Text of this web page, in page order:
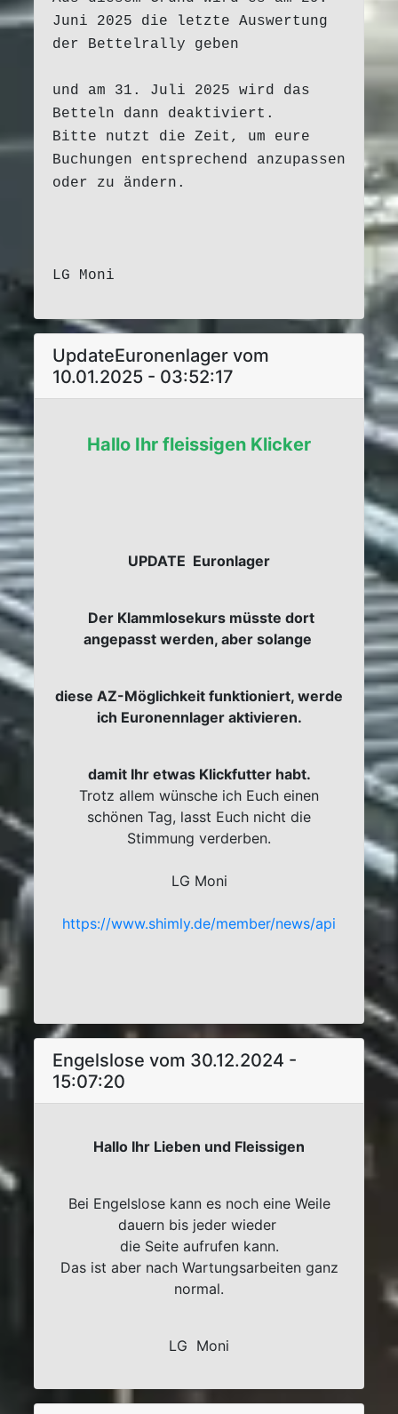
Juni 2025 die letzte Auswertung
der Bettelrally geben
und am 31. Juli 2025 wird das
Betteln dann deaktiviert.
Bitte nutzt die Zeit, um eure
Buchungen entsprechend anzupassen
oder zu ändern.
LG Moni
UpdateEuronenlager vom
10.01.2025 - 03:52:17
Hallo Ihr fleissigen Klicker
UPDATE Euronlager
Der Klammlosekurs müsste dort
angepasst werden, aber solange
diese AZ-Möglichkeit funktioniert, werde
ich Euronennlager aktivieren.
damit Ihr etwas Klickfutter habt.
Trotz allem wünsche ich Euch einen
schönen Tag, lasst Euch nicht die
Stimmung verderben.
LG Moni
https://www.shimly.de/member/news/api
Engelslose vom 30.12.2024 -
15:07:20
Hallo Ihr Lieben und Fleissigen
Bei Engelslose kann es noch eine Weile
dauern bis jeder wieder
die Seite aufrufen kann.
Das ist aber nach Wartungsarbeiten ganz
normal.
LG Moni